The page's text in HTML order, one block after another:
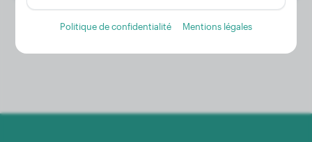
Politique de confidentialité Mentions légales